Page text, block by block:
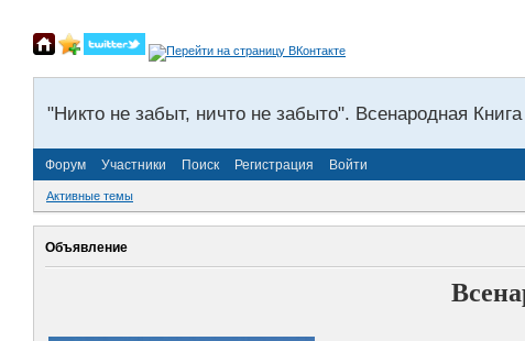
"Никто не забыт, ничто не забыто". Всенародная
Форум Участники Поиск Регистрация Войти
Активные темы
Объявление